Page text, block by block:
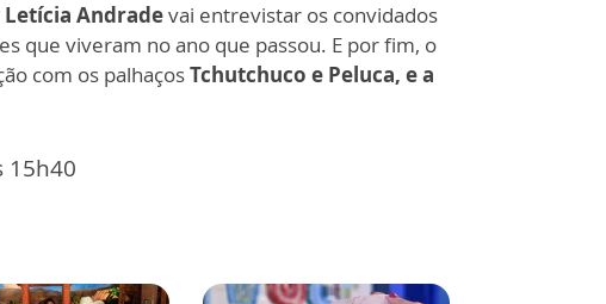
Andradevai entrevistar os convidados
que viveram no ano que passou. E por fim, o
com os palhaçosTchutchuco e Peluca, e a
15h40